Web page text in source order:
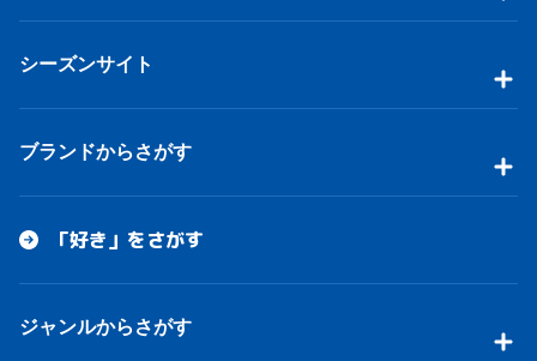
シーズンサイト
ブランドからさがす
「好き」をさがす
ジャンルからさがす